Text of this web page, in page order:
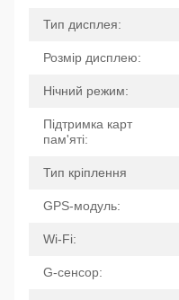
Тип дисплея:
Розмір дисплею:
Нічний режим:
Підтримка карт
пам'яті:
Тип кріплення
GPS-модуль:
Wi-Fi:
G-сенсор: